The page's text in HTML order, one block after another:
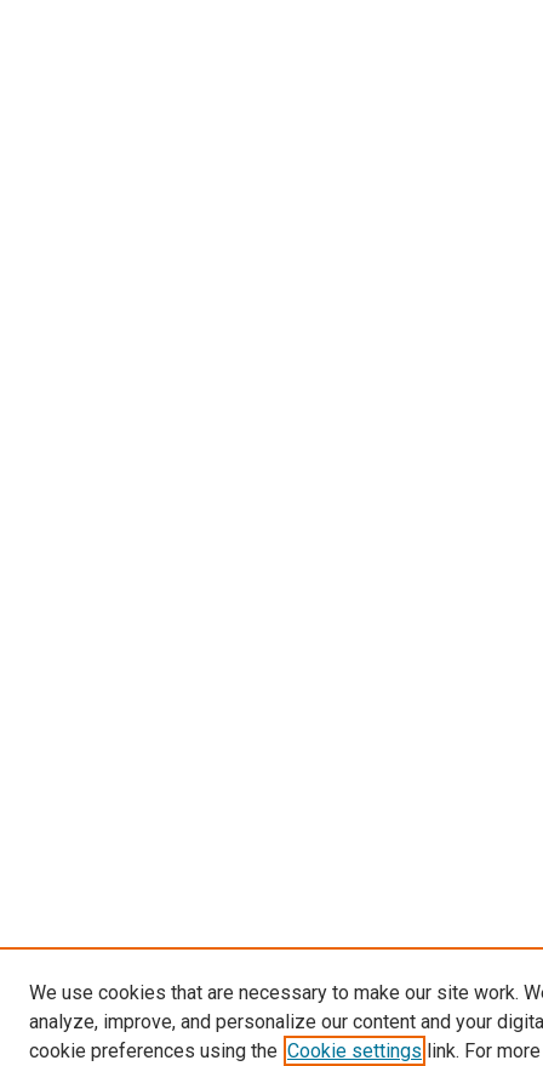
We use cookies that are necessary to make our site work.
analyze, improve, and personalize our content and your
cookie preferences using the Cookie settings link. For